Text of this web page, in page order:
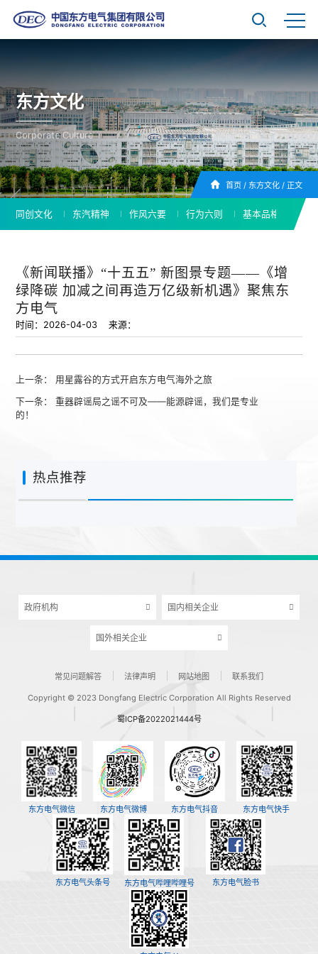
东方文化
Corporate Culture
首页/ 东方文化/ 正文
同创文化 东汽精神 作风六要 行为六则 基本品格 东
《新闻联播》“十五五” 新图景专题——《增
绿降碳 加减之间再造万亿级新机遇》聚焦东
方电气
时间：2026-04-03 来源：
上一条： 用星露谷的方式开启东方电气海外之旅
下一条：重器辟谣局之谣不可及——能源辟谣，我们是专业
的！
热点推荐
政府机构 国内相关企业
国外相关企业
常见问题解答 法律声明 网站地图 联系我们
Copyright © 2023 Dongfang Electric Corporation All Rights Reserved
蜀ICP备2022021444号
东方电气微信 东方电气微博 东方电气抖音 东方电气快手
东方电气头条号 东方电气哔哩哔哩号 东方电气脸书